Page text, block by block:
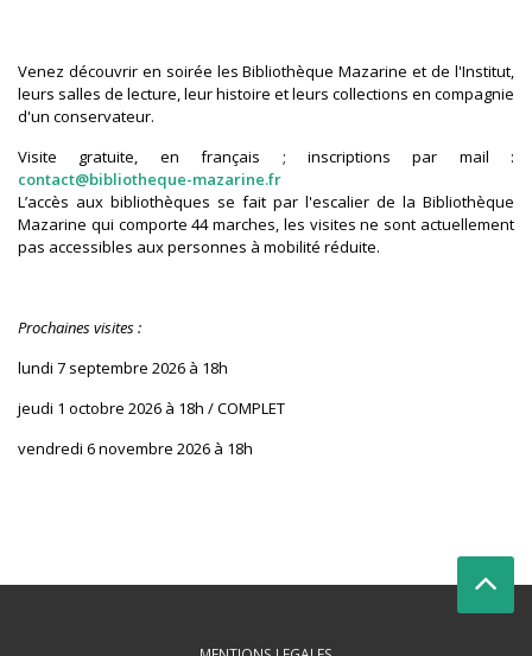
Venez découvrir en soirée les Bibliothèque Mazarine et de l'Institut,
leurs salles de lecture, leur histoire et leurs collections en compagnie
d'un conservateur.
Visite gratuite, en français ; inscriptions par mail :
contact@bibliotheque-mazarine.fr
L’accès aux bibliothèques se fait par l'escalier de la Bibliothèque
Mazarine qui comporte 44 marches, les visites ne sont actuellement
pas accessibles aux personnes à mobilité réduite.
Prochaines visites :
lundi 7 septembre 2026 à 18h
jeudi 1 octobre 2026 à 18h / COMPLET
vendredi 6 novembre 2026 à 18h